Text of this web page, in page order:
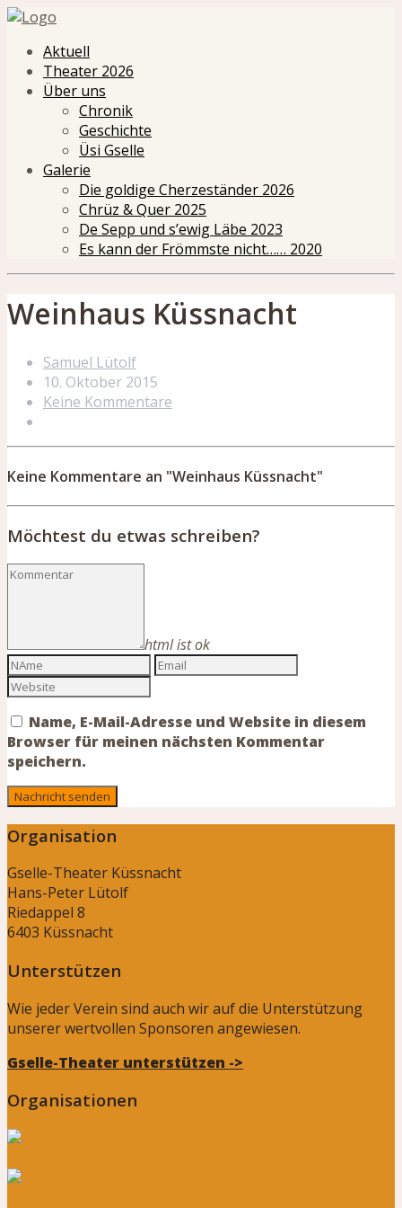
Aktuell
Theater 2026
Über uns
Chronik
Geschichte
Üsi Gselle
Galerie
Die goldige Cherzeständer 2026
Chrüz & Quer 2025
De Sepp und s’ewig Läbe 2023
Es kann der Frömmste nicht…… 2020
Weinhaus Küssnacht
Samuel Lütolf
10. Oktober 2015
Keine Kommentare
Keine Kommentare an "Weinhaus Küssnacht"
Möchtest du etwas schreiben?
html ist ok
Name, E-Mail-Adresse und Website in diesem
Browser für meinen nächsten Kommentar
speichern.
Organisation
Gselle-Theater Küssnacht
Hans-Peter Lütolf
Riedappel 8
6403 Küssnacht
Unterstützen
Wie jeder Verein sind auch wir auf die Unterstützung
unserer wertvollen Sponsoren angewiesen.
Gselle-Theater unterstützen ->
Organisationen